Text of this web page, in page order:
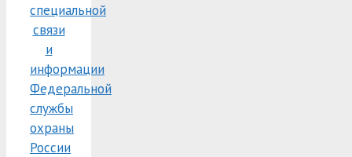
специальной
связи
и
информации
Федеральной
службы
охраны
России